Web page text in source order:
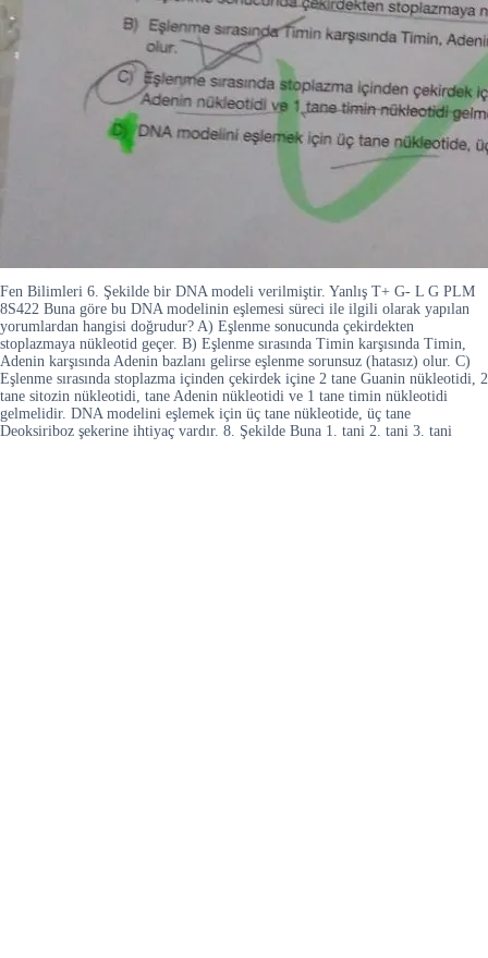
Fen Bilimleri 6. Şekilde bir DNA modeli verilmiştir. Yanlış T+ G- L G PLM
8S422 Buna göre bu DNA modelinin eşlemesi süreci ile ilgili olarak yapılan
yorumlardan hangisi doğrudur? A) Eşlenme sonucunda çekirdekten
stoplazmaya nükleotid geçer. B) Eşlenme sırasında Timin karşısında Timin,
Adenin karşısında Adenin bazlanı gelirse eşlenme sorunsuz (hatasız) olur. C)
Eşlenme sırasında stoplazma içinden çekirdek içine 2 tane Guanin nükleotidi, 2
tane sitozin nükleotidi, tane Adenin nükleotidi ve 1 tane timin nükleotidi
gelmelidir. DNA modelini eşlemek için üç tane nükleotide, üç tane
Deoksiriboz şekerine ihtiyaç vardır. 8. Şekilde Buna 1. tani 2. tani 3. tani